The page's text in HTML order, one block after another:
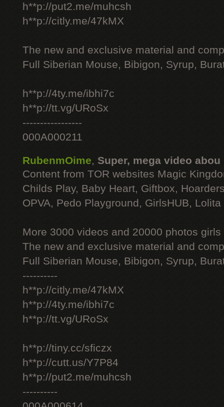
h**p://put2.me/muhcsh
h**p://citly.me/47kMX
The new and exclusive material and
Full Siberian Mouse, Bibigon, Syrup,
h**p://4ty.me/ibhi7c
h**p://tt.vg/URoSx
-----------------
000A000211
RubenmOime, Super, mega video abou
Content from TOR websites Magic
Childs Play, Baby Heart, Giftbox,
OPVA, Pedo Playground, GirlsHUB, Lolita
More 3000 videos and 20000 photos
The new and exclusive material and
Full Siberian Mouse, Bibigon, Syrup,
----------
h**p://citly.me/47kMX
h**p://4ty.me/ibhi7c
h**p://tt.vg/URoSx
h**p://tiny.cc/sficzx
h**p://cutt.us/Y7P84
h**p://put2.me/muhcsh
----------